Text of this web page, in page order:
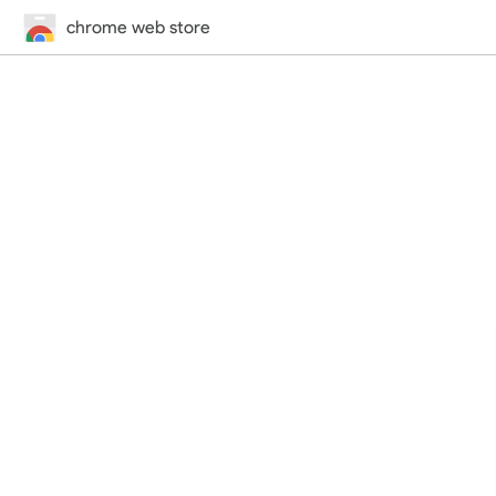
chrome web store